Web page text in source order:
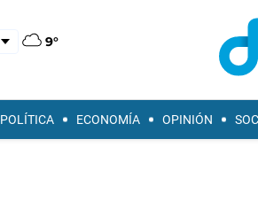
9°
POLÍTICA ECONOMÍA OPINIÓN